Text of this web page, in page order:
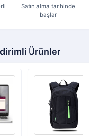
Satın alma tarihinde
başlar
Ürünler